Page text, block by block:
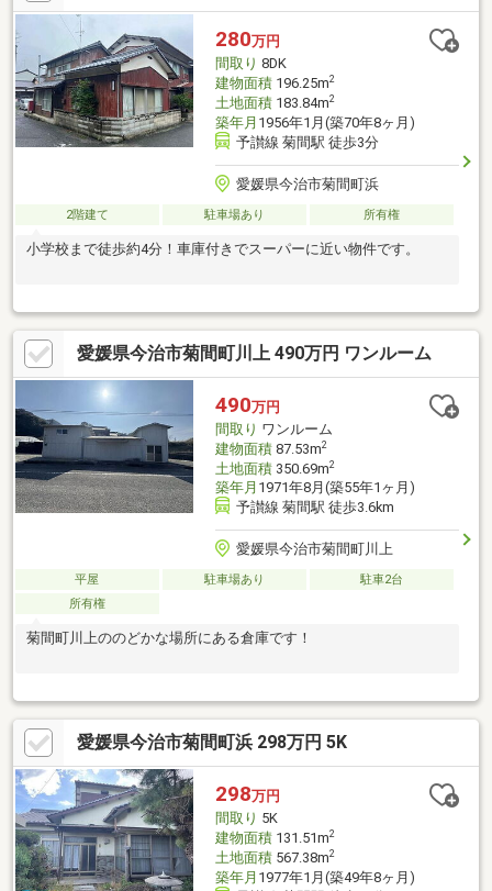
280万円
間取り 8DK
建物面積196.25m2
土地面積183.84m2
築年月 1956年1月(築70年8ヶ月)
予讃線 菊間駅 徒歩3分
愛媛県今治市菊間町浜
2階建て 駐車場あり 所有権
小学校まで徒歩約4分！車庫付きでスーパーに近い物件です。
愛媛県今治市菊間町川上 490万円 ワンルーム
490万円
間取り ワンルーム
建物面積87.53m2
土地面積350.69m2
築年月 1971年8月(築55年1ヶ月)
予讃線 菊間駅 徒歩3.6km
愛媛県今治市菊間町川上
平屋 駐車場あり
駐車2台
所有権
菊間町川上ののどかな場所にある倉庫です！
愛媛県今治市菊間町浜 298万円 5K
298万円
間取り 5K
建物面積131.51m2
土地面積567.38m2
築年月 1977年1月(築49年8ヶ月)